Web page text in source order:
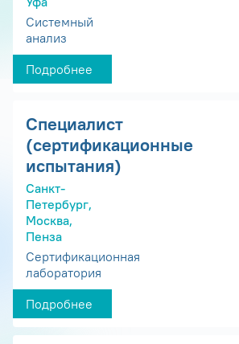
Системный
анализ
Подробнее
Специалист
(сертификационные
испытания)
Санкт-
Петербург,
Москва,
Пенза
Сертификационная
лаборатория
Подробнее